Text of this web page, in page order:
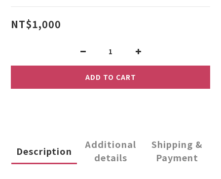
NT$1,000
ADD TO CART
Description
Additional
details
Shipping &
Payment